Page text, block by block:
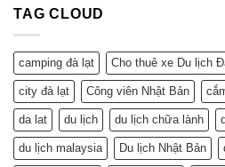
TAG CLOUD
camping đà lạt Cho thuê xe Du lịch
city đà lạt Công viên Nhật Bản
da lat du lịch du lịch chữa lành
du lịch malaysia Du lịch Nhật Bản